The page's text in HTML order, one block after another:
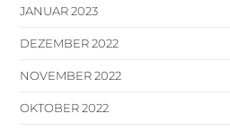
JANUAR 2023
DEZEMBER 2022
NOVEMBER 2022
OKTOBER 2022